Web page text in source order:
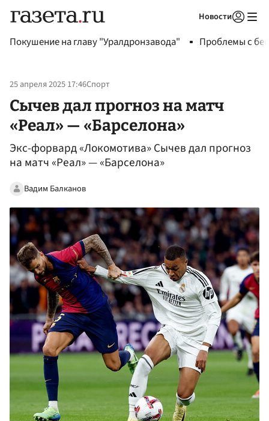
Новости
Покушение на главу "Уралдронзавода" Проблемы с
25 апреля 2025 17:46Спорт
Сычев дал прогноз на матч
«Реал» — «Барселона»
Экс-форвард «Локомотива» Сычев дал прогноз
на матч «Реал» — «Барселона»
Вадим Балканов